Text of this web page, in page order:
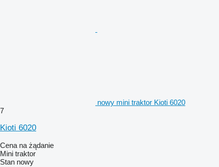
nowy mini traktor Kioti 6020
7
Kioti 6020
Cena na żądanie
Mini traktor
Stan nowy